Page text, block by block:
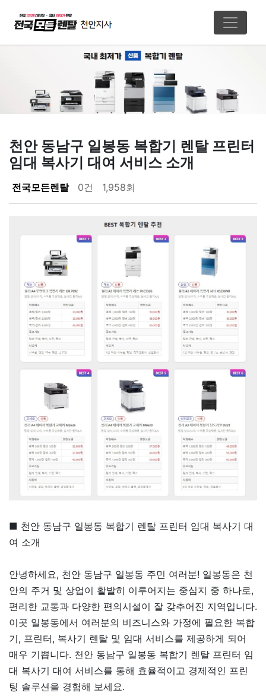
천안 동남구 일봉동 복합기 렌탈 프린터
임대 복사기 대여 서비스 소개
페이지 정보
전국모든렌탈 0건 1,958회
■ 천안 동남구 일봉동 복합기 렌탈 프린터 임대 복사기 대
여 소개
안녕하세요, 천안 동남구 일봉동 주민 여러분! 일봉동은 천
안의 주거 및 상업이 활발히 이루어지는 중심지 중 하나로,
편리한 교통과 다양한 편의시설이 잘 갖추어진 지역입니다.
이곳 일봉동에서 여러분의 비즈니스와 가정에 필요한 복합
기, 프린터, 복사기 렌탈 및 임대 서비스를 제공하게 되어
매우 기쁩니다. 천안 동남구 일봉동 복합기 렌탈 프린터 임
대 복사기 대여 서비스를 통해 효율적이고 경제적인 프린
팅 솔루션을 경험해 보세요.